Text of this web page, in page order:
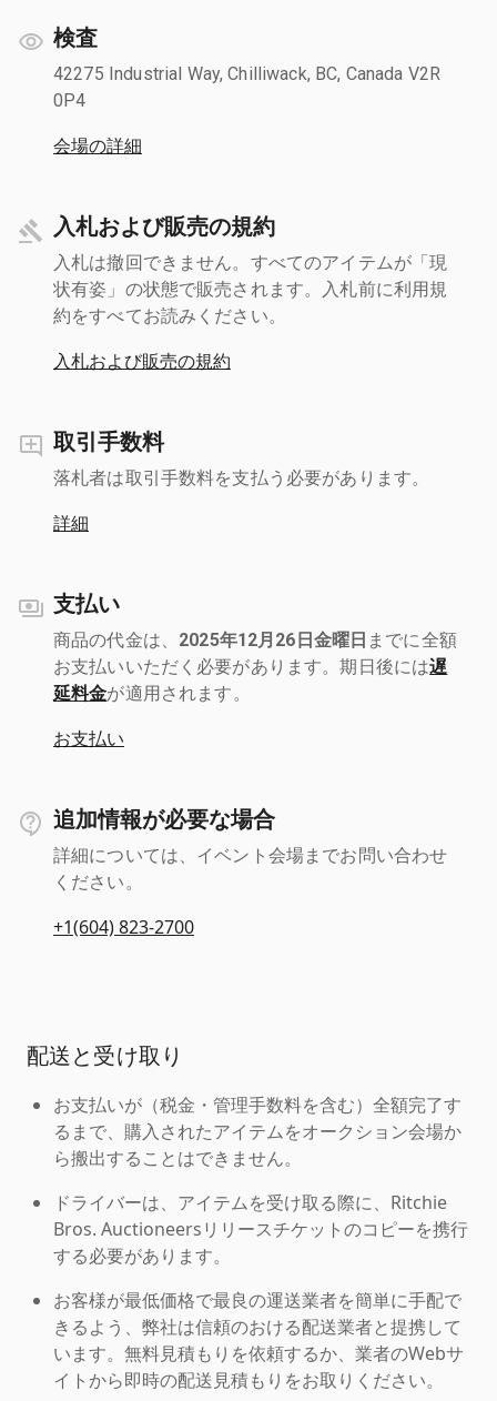
検査
42275 Industrial Way, Chilliwack, BC, Canada V2R
0P4
会場の詳細
入札および販売の規約
入札は撤回できません。すべてのアイテムが「現
状有姿」の状態で販売されます。入札前に利用規
約をすべてお読みください。
入札および販売の規約
取引手数料
落札者は取引手数料を支払う必要があります。
詳細
支払い
商品の代金は、 2025年12月26日金曜日 までに全額
お支払いいただく必要があります。期日後には遅
延料金が適用されます。
お支払い
追加情報が必要な場合
詳細については、イベント会場までお問い合わせ
ください。
+1(604) 823-2700
配送と受け取り
お支払いが（税金・管理手数料を含む）全額完了す
るまで、購入されたアイテムをオークション会場か
ら搬出することはできません。
ドライバーは、アイテムを受け取る際に、Ritchie
Bros. Auctioneersリリースチケットのコピーを携行
する必要があります。
お客様が最低価格で最良の運送業者を簡単に手配で
きるよう、弊社は信頼のおける配送業者と提携して
います。無料見積もりを依頼するか、業者のWebサ
イトから即時の配送見積もりをお取りください。